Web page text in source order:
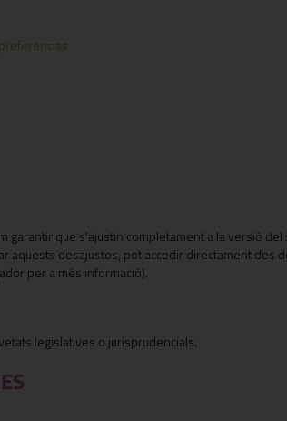
que s'ajustin completament a la versió
aquests desajustos, pot accedir directament des
per a més informació).
legislatives o jurisprudencials.